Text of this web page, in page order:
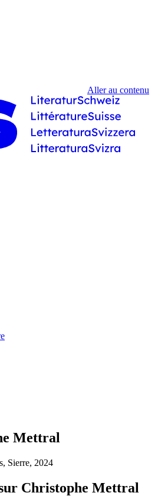
Aller au contenu
Mettral
Sierre, 2024
Christophe Mettral